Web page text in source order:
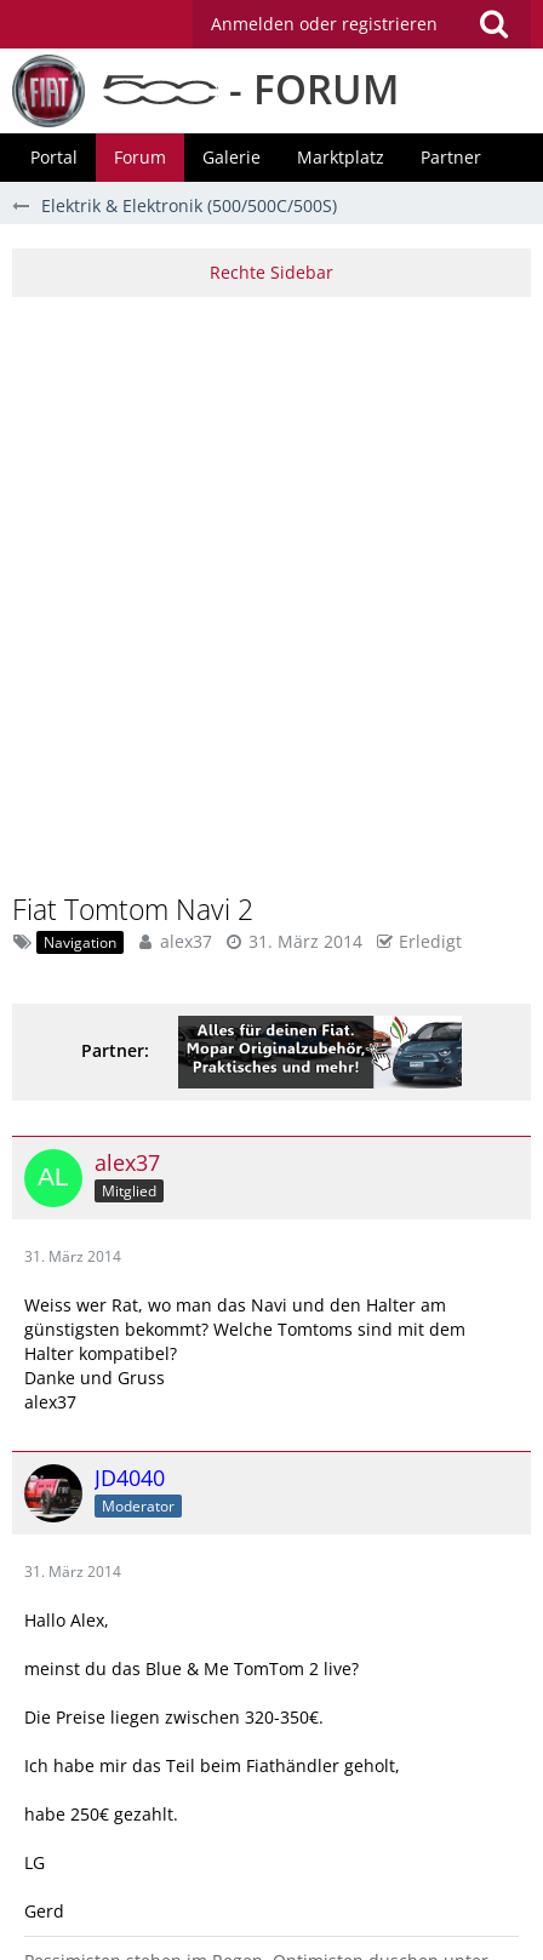
Anmelden oder registrieren
- FORUM
Portal Forum Galerie Marktplatz Partner
Elektrik & Elektronik (500/500C/500S)
Fiat Tomtom Navi 2
Navigation alex37 31. März 2014 Erledigt
Partner:
alex37
Mitglied
31. März 2014
Weiss wer Rat, wo man das Navi und den Halter am
günstigsten bekommt? Welche Tomtoms sind mit dem
Halter kompatibel?
Danke und Gruss
alex37
JD4040
Moderator
31. März 2014
Hallo Alex,
meinst du das Blue & Me TomTom 2 live?
Die Preise liegen zwischen 320-350€.
Ich habe mir das Teil beim Fiathändler geholt,
habe 250€ gezahlt.
LG
Gerd